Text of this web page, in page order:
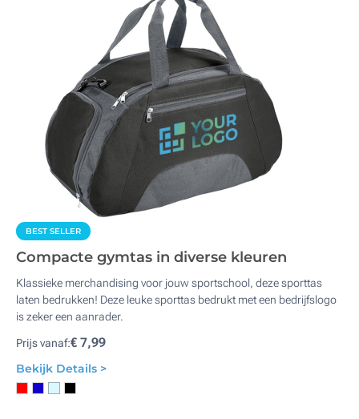
BEST SELLER
Compacte gymtas in diverse kleuren
Klassieke merchandising voor jouw sportschool, deze sporttas
laten bedrukken! Deze leuke sporttas bedrukt met een bedrijfslogo
is zeker een aanrader.
Prijs vanaf:€ 7,99
Bekijk Details >